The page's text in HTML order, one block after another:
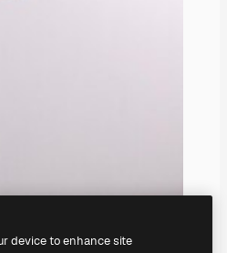
device to enhance site